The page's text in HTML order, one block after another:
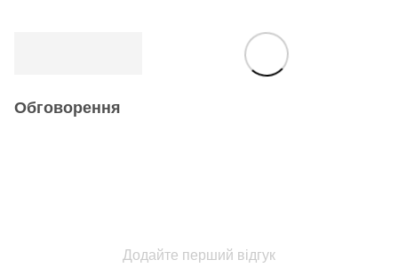
Обговорення
Додайте перший відгук